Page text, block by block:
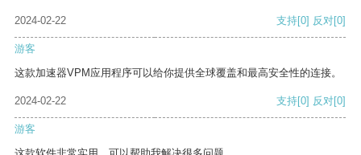
2024-02-22 支持[0] 反对[0]
游客
这款加速器VPM应用程序可以给你提供全球覆盖和最高安全性的连接。
2024-02-22 支持[0] 反对[0]
游客